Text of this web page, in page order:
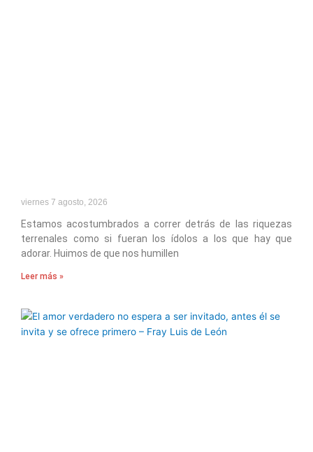
viernes 7 agosto, 2026
Estamos acostumbrados a correr detrás de las riquezas
terrenales como si fueran los ídolos a los que hay que
adorar. Huimos de que nos humillen
Leer más »